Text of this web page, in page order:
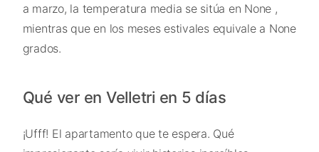
a marzo, la temperatura media se sitúa en None ,
mientras que en los meses estivales equivale a None
grados.
Qué ver en Velletri en 5 días
¡Ufff! El apartamento que te espera. Qué